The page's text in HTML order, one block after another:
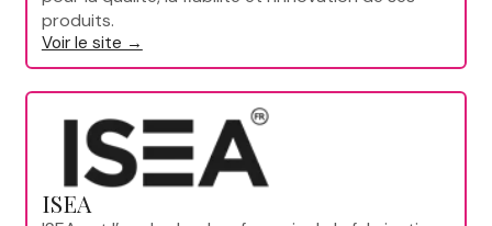
produits.
Voir le site →
ISEA